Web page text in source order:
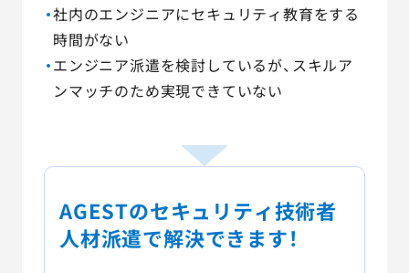
社内のエンジニアにセキュリティ教育をする
時間がない
エンジニア派遣を検討しているが、スキルア
ンマッチのため実現できていない
AGESTのセキュリティ技術者
人材派遣で解決できます！